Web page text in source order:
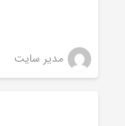
مدیر سایت